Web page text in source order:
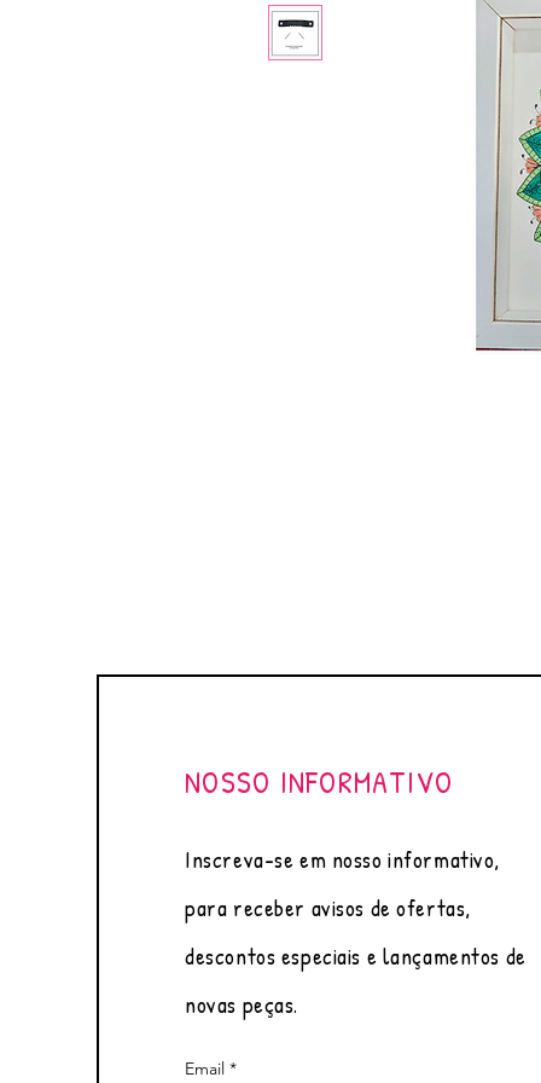
NOSSO INFORMATIVO
Inscreva-se em nosso informativo,
para receber avisos de ofertas,
descontos especiais e lançamentos de
novas peças.
Email